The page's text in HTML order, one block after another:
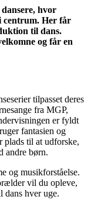
hvor
centrum. Her får
til dans.
og får en
tilpasset deres
fra MGP,
er fyldt
fantasien og
plads til at udforske,
andre børn.
og musikforståelse.
vil du opleve,
dans hver uge.